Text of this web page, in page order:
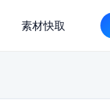
素材快取